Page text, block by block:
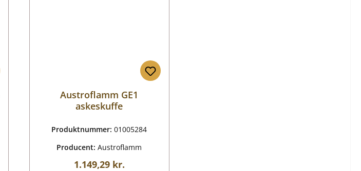
Austroflamm GE1
askeskuffe
Produktnummer:01005284
Producent:Austroflamm
Almindelig pris:
1.149,29 kr.